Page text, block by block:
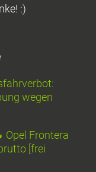
:)
wegen
Opel Frontera
[frei